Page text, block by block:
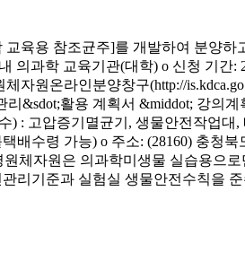
육용 참조균주]를 개발하여 분양하
과학 교육기관(대학) o 신청 기간:
자원온라인분양창구(http://
&sdot;활용 계획서 &middot; 강의계
) : 고압증기멸균기, 생물안전작업대,
배수령 가능) o 주소: (28160) 충청
체자원은 의과학미생물 실습용으
리기준과 실험실 생물안전수칙을